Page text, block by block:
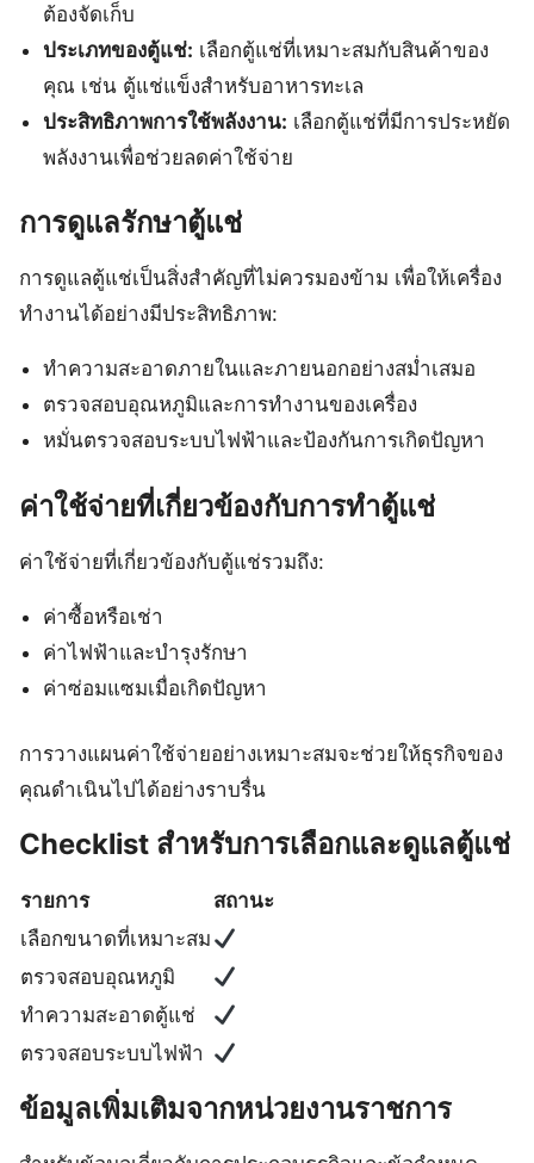
ต้องจัดเก็บ
ประเภทของตู้แช่: เลือกตู้แช่ที่เหมาะสมกับสินค้าของ
คุณ เช่น ตู้แช่แข็งสำหรับอาหารทะเล
ประสิทธิภาพการใช้พลังงาน: เลือกตู้แช่ที่มีการประหยัด
พลังงานเพื่อช่วยลดค่าใช้จ่าย
การดูแลรักษาตู้แช่
การดูแลตู้แช่เป็นสิ่งสำคัญที่ไม่ควรมองข้าม เพื่อให้เครื่อง
ทำงานได้อย่างมีประสิทธิภาพ:
ทำความสะอาดภายในและภายนอกอย่างสม่ำเสมอ
ตรวจสอบอุณหภูมิและการทำงานของเครื่อง
หมั่นตรวจสอบระบบไฟฟ้าและป้องกันการเกิดปัญหา
ค่าใช้จ่ายที่เกี่ยวข้องกับการทำตู้แช่
ค่าใช้จ่ายที่เกี่ยวข้องกับตู้แช่รวมถึง:
ค่าซื้อหรือเช่า
ค่าไฟฟ้าและบำรุงรักษา
ค่าซ่อมแซมเมื่อเกิดปัญหา
การวางแผนค่าใช้จ่ายอย่างเหมาะสมจะช่วยให้ธุรกิจของ
คุณดำเนินไปได้อย่างราบรื่น
Checklist สำหรับการเลือกและดูแลตู้แช่
รายการ
สถานะ
เลือกขนาดที่เหมาะสม
ตรวจสอบอุณหภูมิ
ทำความสะอาดตู้แช่
ตรวจสอบระบบไฟฟ้า
ข้อมูลเพิ่มเติมจากหน่วยงานราชการ